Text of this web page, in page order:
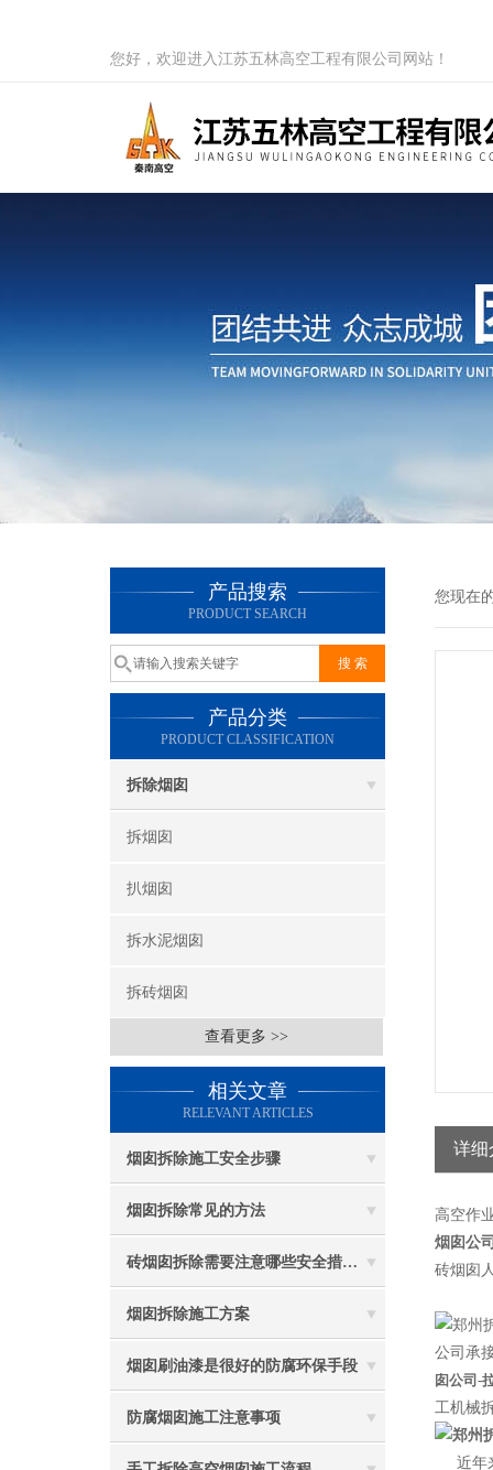
您好，欢迎进入江苏五林高空工程有限公司网站！
产品搜索
PRODUCT SEARCH
产品分类
PRODUCT CLASSIFICATION
拆除烟囱
拆烟囱
扒烟囱
拆水泥烟囱
拆砖烟囱
查看更多 >>
相关文章
RELEVANT ARTICLES
烟囱拆除施工安全步骤
烟囱拆除常见的方法
砖烟囱拆除需要注意哪些安全措施？
烟囱拆除施工方案
烟囱刷油漆是很好的防腐环保手段
防腐烟囱施工注意事项
您现在
详细
高空作
烟囱公
砖烟囱
公司承
囱公司-
工机械
近年